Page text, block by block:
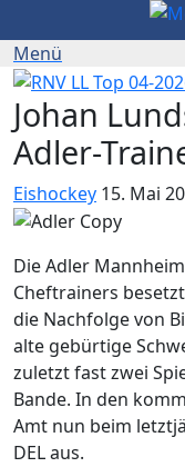
Johan
Adler-
Eishockey 15. Mai
Die Adler
Cheftrainers
die Nachfolge von
alte gebürtige
zuletzt fast zwei
Bande. In den
Amt nun beim
DEL aus.